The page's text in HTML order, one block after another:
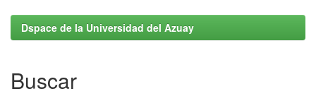
Dspace de la Universidad del Azuay
Buscar